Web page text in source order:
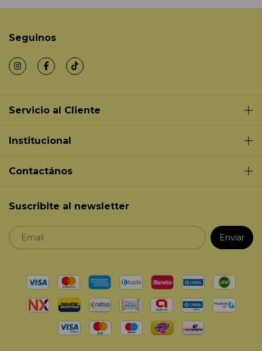
Seguinos
Servicio al Cliente
Institucional
Contactános
Suscribite al newsletter